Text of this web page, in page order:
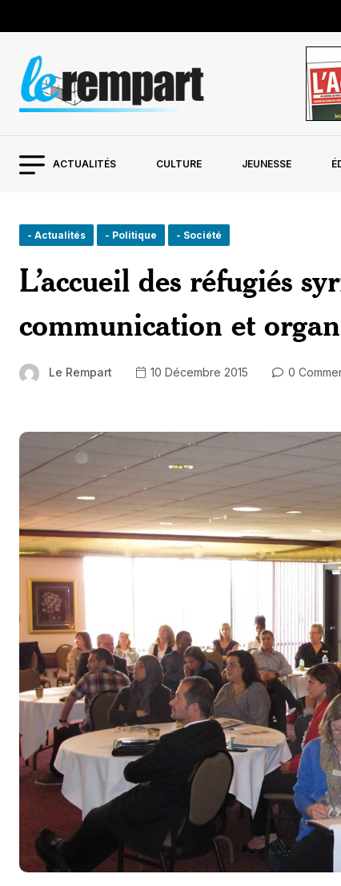
ACTUALITÉS CULTURE JEUNESSE
- Actualités - Politique - Société
L’accueil des réfugiés
communication et
Le Rempart 10 Décembre 2015 0